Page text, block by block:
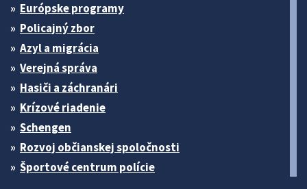
Európske programy
Policajný zbor
Azyl a migrácia
Verejná správa
Hasiči a záchranári
Krízové riadenie
Schengen
Rozvoj občianskej spoločnosti
Športové centrum polície